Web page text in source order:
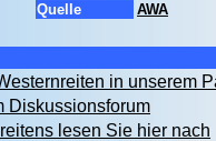
Quelle AWA
in unserem
Diskussionsforum
lesen Sie hier nach